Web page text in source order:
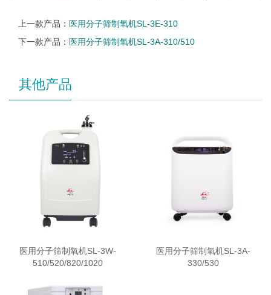
上一款产品： 医用分子筛制氧机SL-3E-310
下一款产品： 医用分子筛制氧机SL-3A-310/510
其他产品
医用分子筛制氧机SL-3W-
510/520/820/1020
医用分子筛制氧机SL-3A-
330/530